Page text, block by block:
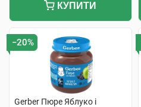
КУПИТИ
−20%
Gerber Пюре Яблуко і